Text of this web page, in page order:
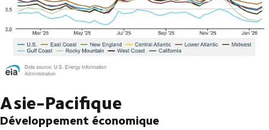
Asie-Pacifique
Développement économique